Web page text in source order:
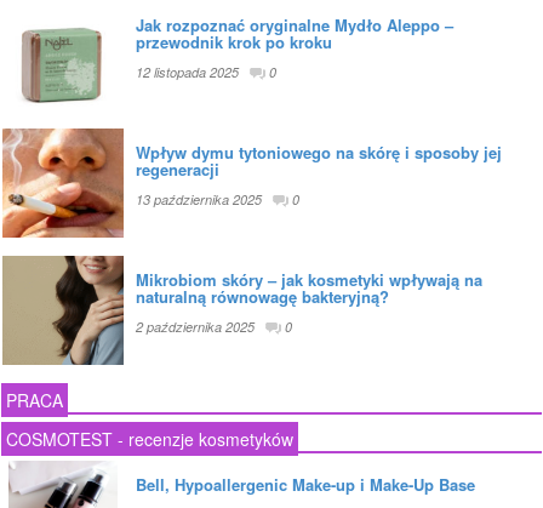
Jak rozpoznać oryginalne Mydło Aleppo –
przewodnik krok po kroku
12 listopada 2025 0
Wpływ dymu tytoniowego na skórę i sposoby jej
regeneracji
13 października 2025 0
Mikrobiom skóry – jak kosmetyki wpływają na
naturalną równowagę bakteryjną?
2 października 2025 0
PRACA
COSMOTEST - recenzje kosmetyków
Bell, Hypoallergenic Make-up i Make-Up Base